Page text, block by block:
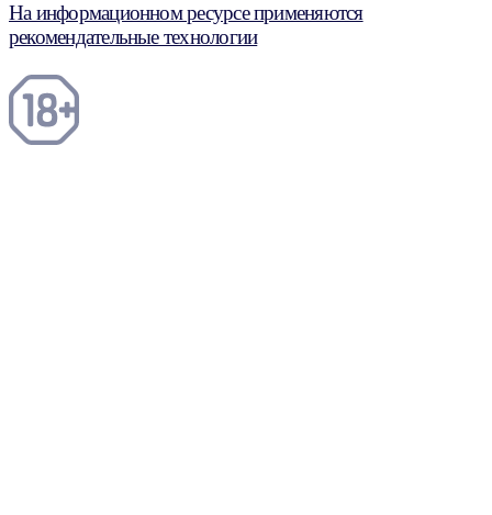
На информационном ресурсе применяются
рекомендательные технологии